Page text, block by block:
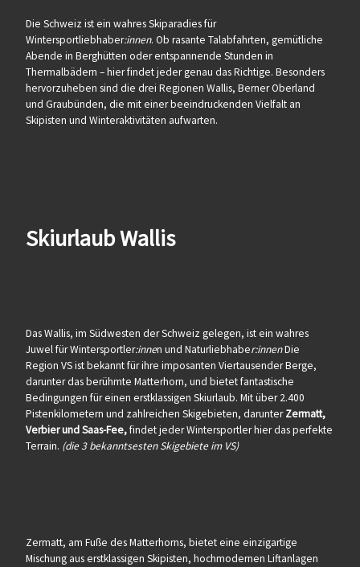
Die Schweiz ist ein wahres Skiparadies für
Wintersportliebhaber:innen. Ob rasante Talabfahrten, gemütliche
Abende in Berghütten oder entspannende Stunden in
Thermalbädern – hier findet jeder genau das Richtige. Besonders
hervorzuheben sind die drei Regionen Wallis, Berner Oberland
und Graubünden, die mit einer beeindruckenden Vielfalt an
Skipisten und Winteraktivitäten aufwarten.
Skiurlaub Wallis
Das Wallis, im Südwesten der Schweiz gelegen, ist ein wahres
Juwel für Wintersportler:innen und Naturliebhaber:innenDie
Region VS ist bekannt für ihre imposanten Viertausender Berge,
darunter das berühmte Matterhorn, und bietet fantastische
Bedingungen für einen erstklassigen Skiurlaub. Mit über 2.400
Pistenkilometern und zahlreichen Skigebieten, darunterZermatt,
Verbier und Saas-Fee,findet jeder Wintersportler hier das perfekte
Terrain. (die 3 bekanntsesten Skigebiete im VS)
Zermatt, am Fuße des Matterhorns, bietet eine einzigartige
Mischung aus erstklassigen Skipisten, hochmodernen Liftanlagen